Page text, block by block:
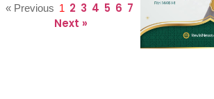
« Previous 1 2 3 4 5 6 7
Next »